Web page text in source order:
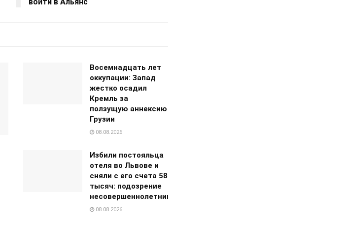
Восемнадцать лет
оккупации: Запад
жестко осадил
Кремль за
ползущую аннексию
Грузии
08.08.2026
Избили постояльца
отеля во Львове и
сняли с его счета 58
тысяч: подозрение
несовершеннолетним
08.08.2026